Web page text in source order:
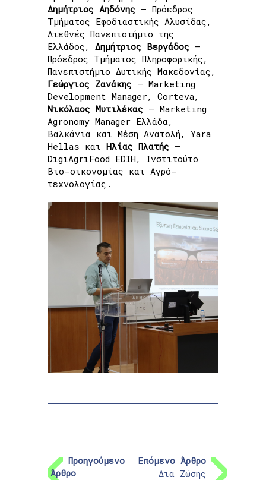
Δημήτριος Αηδόνης – Πρόεδρος
Τμήματος Εφοδιαστικής Αλυσίδας,
Διεθνές Πανεπιστήμιο της
Ελλάδος, Δημήτριος Βεργάδος –
Πρόεδρος Τμήματος Πληροφορικής,
Πανεπιστήμιο Δυτικής Μακεδονίας,
Γεώργιος Ζανάκης – Marketing
Development Manager, Corteva,
Νικόλαος Μυτιλέκας – Marketing
Agronomy Manager Ελλάδα,
Βαλκάνια και Μέση Ανατολή, Yara
Hellas και Ηλίας Πλατής –
DigiAgriFood EDIH, Ινστιτούτο
Βιο-οικονομίας και Αγρό-
τεχνολογίας.
Προηγούμενο
Άρθρο
Επόμενο Άρθρο
Δια Ζώσης